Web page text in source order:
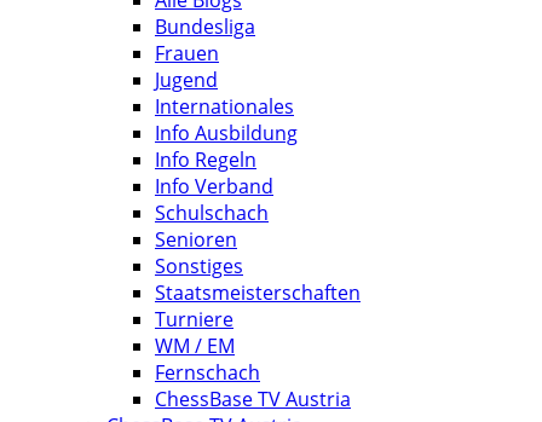
Bundesliga
Frauen
Jugend
Internationales
Info Ausbildung
Info Regeln
Info Verband
Schulschach
Senioren
Sonstiges
Staatsmeisterschaften
Turniere
WM / EM
Fernschach
ChessBase TV Austria